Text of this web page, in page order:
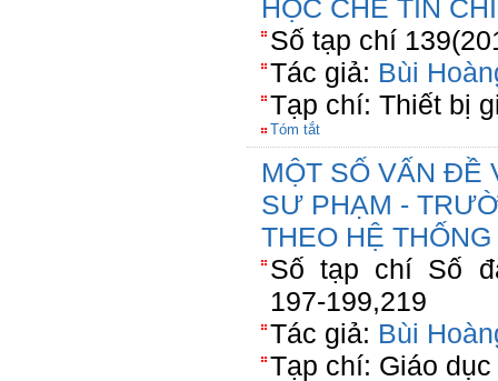
HỌC CHẾ TÍN CHỈ
Số tạp chí
Tác giả: Bùi
Tạp chí: Thiết bị
Tóm tắt
MỘT SỐ VẤN ĐỀ
SƯ PHẠM -
THEO HỆ
Số tạp chí Số
197-199,219
Tác giả: Bùi
Tạp chí: Giáo dục